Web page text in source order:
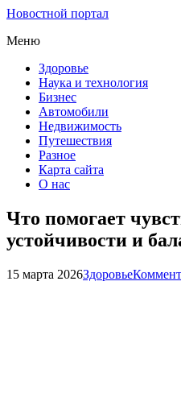
Новостной портал
Меню
Здоровье
Наука и технология
Бизнес
Автомобили
Недвижимость
Путешествия
Разное
Карта сайта
О нас
Что помогает
устойчивости и
15 марта 2026Здоровье